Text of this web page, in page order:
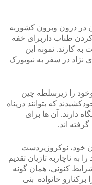
در درون وبرون کشوربه
طناب داربرای خفه
کارند. نمونه این
نژاد در سفر به نیویورک
را زیرسلطه چین
که بتوانند درپناه
دارند. آن ها برای
اند.
آمدن خود، نوکروزیردست
به ناچاربه تازیان تقدیم
کنونی، همان گونه
برکنارو خانواده بنی